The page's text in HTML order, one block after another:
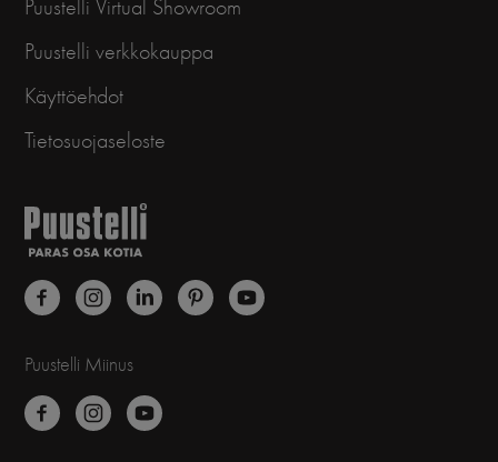
Puustelli Virtual Showroom
Puustelli verkkokauppa
Käyttöehdot
Tietosuojaseloste
Puustelli Miinus